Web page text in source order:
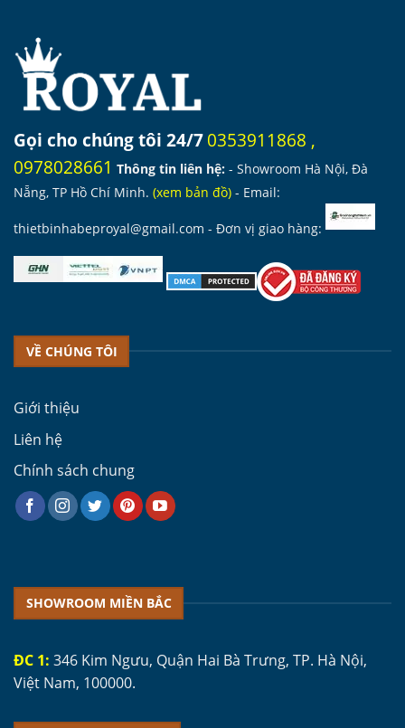
Gọi cho chúng tôi 24/70353911868 ,
0978028661 Thông tin liên hệ: - Showroom Hà Nội, Đà
Nẵng, TP Hồ Chí Minh. (xem bản đồ) - Email:
thietbinhabeproyal@gmail.com - Đơn vị giao hàng:
VỀ CHÚNG TÔI
Giới thiệu
Liên hệ
Chính sách chung
SHOWROOM MIỀN BẮC
ĐC 1: 346 Kim Ngưu, Quận Hai Bà Trưng, TP. Hà Nội,
Việt Nam, 100000.